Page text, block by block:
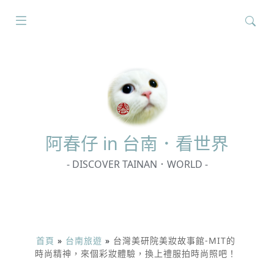
阿春仔 in 台南．看世界
- DISCOVER TAINAN．WORLD -
首頁 » 台南旅遊 » 台灣美研院美妝故事館-MIT的
時尚精神，來個彩妝體驗，換上禮服拍時尚照吧！